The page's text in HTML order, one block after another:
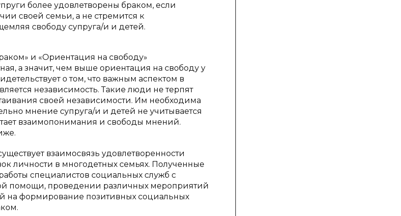
более удовлетворены браком, если
своей семьи, а не стремится к
свободу супруга/и и детей.
и «Ориентация на свободу»
а значит, чем выше ориентация на свободу у
о том, что важным аспектом в
независимость. Такие люди не терпят
своей независимости. Им необходима
мнение супруга/и и детей не учитывается
взаимопонимания и свободы мнений.
взаимосвязь удовлетворенности
личности в многодетных семьях. Полученные
специалистов социальных служб с
помощи, проведении различных мероприятий
на формирование позитивных социальных